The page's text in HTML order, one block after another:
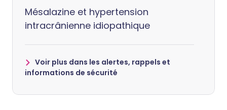
Mésalazine et hypertension
intracrânienne idiopathique
Voir plus dans les alertes, rappels et
informations de sécurité